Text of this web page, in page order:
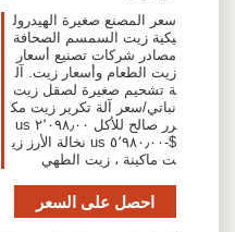
سعر المصنع صغيرة الهيدرول
يكية زيت السمسم الصحافة
مصادر شركات تصنيع أسعار
زيت الطعام وأسعار زيت. آل
ة تشحيم صغيرة لصقل زيت
نباتي/سعر آلة تكرير زيت مك
رر صالح للأكل ٢٬٠٩٨٫٠٠ us
$-٥٬٩٨٠٫٠٠ us نخالة الأرز زي
ت ماكينة ، زيت الطهي
احصل على السعر